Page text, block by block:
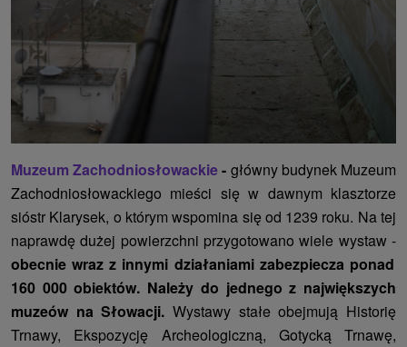
Muzeum Zachodniosłowackie- główny budynek Muzeum
Zachodniosłowackiego mieści się w dawnym klasztorze
sióstr Klarysek, o którym wspomina się od 1239 roku. Na tej
naprawdę dużej powierzchni przygotowano wiele wystaw -
obecnie wraz z innymi działaniami zabezpiecza ponad
160 000 obiektów. Należy do jednego z największych
muzeów na Słowacji. Wystawy stałe obejmują Historię
Trnawy, Ekspozycję Archeologiczną, Gotycką Trnawę,